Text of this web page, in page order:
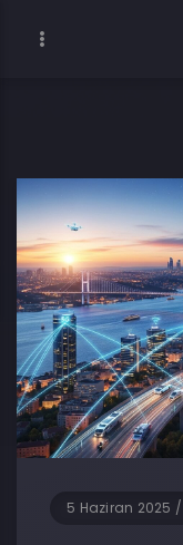
5 Haziran 2025 /